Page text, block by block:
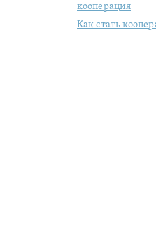
кооперация
Как стать